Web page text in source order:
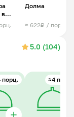
в
соусе
Долма
≈ 622₽ / порц.
5.0 (104)
порц. ≈4 порц.